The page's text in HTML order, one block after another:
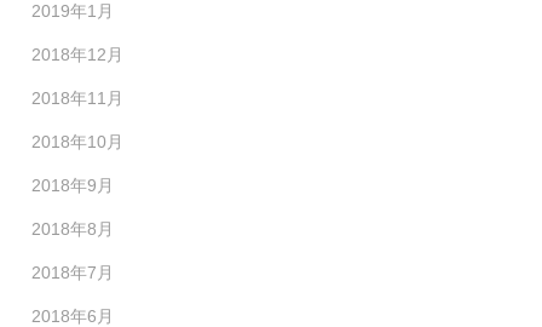
2019年1月
2018年12月
2018年11月
2018年10月
2018年9月
2018年8月
2018年7月
2018年6月